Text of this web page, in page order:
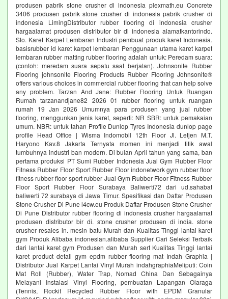
produsen pabrik stone crusher di indonesia plexmath.eu Concrete
3406 produsen pabrik stone crusher di indonesia pabrik crusher di
indonesia LimingDistributor rubber flooring di indonesia crusher
hargaalamat produsen distributor bir di indonesia alamatkantorindo.
Sto. Karet Karpet Lembaran Industri pembuat produk karet Indonesia.
basisrubber id karet karpet lembaran Penggunaan utama karet karpet
lembaran rubber matting rubber flooring adalah untuk: Peredam suara:
(contoh: meredam suara sepatu saat berjalan). Johnsonite Rubber
Flooring johnsonite Flooring Products Rubber Flooring Johnsonite®
offers various choices in commercial rubber flooring that can help solve
any problem. Tarzan And Jane: Rubber Flooring Untuk Ruangan
Rumah tarzanandjane82 2026 01 rubber flooring untuk ruangan
rumah 19 Jan 2026 Umumnya para produsen yang jual rubber
flooring, menggunkan jenis karet, seperti: NR SBR: untuk pemakaian
umum. NBR: untuk tahan Profile Dunlop Tyres Indonesia dunlop page
profile Head Office | Wisma Indomobil 12th Floor Jl. Letjen M.T.
Haryono Kav.8 Jakarta Ternyata momen ini menjadi titik awal
tumbuhnya industri ban modern. Di bulan April tahun yang sama, ban
pertama produksi PT Sumi Rubber Indonesia Jual Gym Rubber Floor
Fitness Rubber Floor Sport Rubber Floor indonetwork gym rubber floor
fitness rubber floor sport rubber Jual Gym Rubber Floor Fitness Rubber
Floor Sport Rubber Floor Surabaya Baliwerti72 dari ud.sahabat
baliwerti 72 surabaya di Jawa Timur. Spesifikasi dan Daftar Produsen
Stone Crusher Di Pune l4cw.eu Produk Daftar Produsen Stone Crusher
Di Pune Distributor rubber flooring di indonesia crusher hargaalamat
produsen distributor bir di. stone crusher produsen di india. stone
crusher resales in. mesin batu Murah dan Kualitas Tinggi lantai karet
gym Produk Alibaba indonesian.alibaba Supplier Cari Seleksi Terbaik
dari lantai karet gym Produsen dan Murah sert Kualitas Tinggi lantai
karet product detail gym epdm rubber flooring mat Indah Graphia |
Distributor Jual Karpet Lantai Vinyl Murah indahgraphiaMeliputi: Coin
Mat Roll (Rubber), Water Trap, Nomad China Dan Sebagainya
Melayani Instalasi Vinyl Flooring, pembuatan Lapangan Olaraga
(Tennis, Rockit Recycled Rubber Floor with EPDM Granular